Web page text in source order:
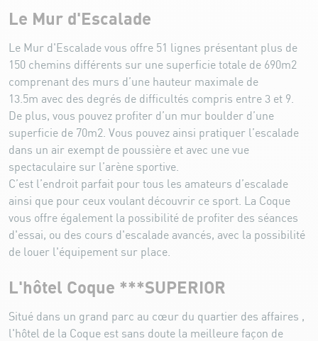
Le Mur d'Escalade
Le Mur d'Escalade vous offre 51 lignes présentant plus de
150 chemins différents sur une superficie totale de 690m2
comprenant des murs d’une hauteur maximale de
13.5m avec des degrés de difficultés compris entre 3 et 9.
De plus, vous pouvez profiter d’un mur boulder d’une
superficie de 70m2. Vous pouvez ainsi pratiquer l’escalade
dans un air exempt de poussière et avec une vue
spectaculaire sur l’arène sportive.
C’est l’endroit parfait pour tous les amateurs d’escalade
ainsi que pour ceux voulant découvrir ce sport. La Coque
vous offre également la possibilité de profiter des séances
d'essai, ou des cours d'escalade avancés, avec la possibilité
de louer l'équipement sur place.
L'hôtel Coque ***SUPERIOR
Situé dans un grand parc au cœur du quartier des affaires ,
l'hôtel de la Coque est sans doute la meilleure façon de